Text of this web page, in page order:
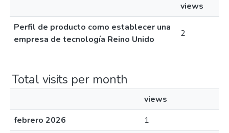
views
Perfil de producto como establecer una
empresa de tecnología Reino Unido
2
Total visits per month
views
febrero 2026
1